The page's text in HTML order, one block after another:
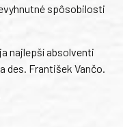
spôsobilosti
najlepší absolventi
des. František Vančo.